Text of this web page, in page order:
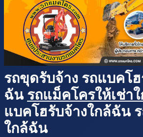
รถขุดรับจ้าง รถแบคโ
ฉัน รถแม็คโครให้เช่า
แบคโฮรับจ้างใกล้ฉัน
ใกล้ฉัน